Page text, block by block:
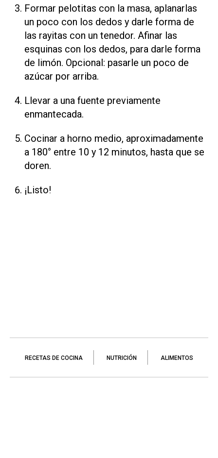
Formar pelotitas con la masa, aplanarlas
un poco con los dedos y darle forma de
las rayitas con un tenedor. Afinar las
esquinas con los dedos, para darle forma
de limón. Opcional: pasarle un poco de
azúcar por arriba.
Llevar a una fuente previamente
enmantecada.
Cocinar a horno medio, aproximadamente
a 180° entre 10 y 12 minutos, hasta que se
doren.
¡Listo!
RECETAS DE COCINA NUTRICIÓN ALIMENTOS